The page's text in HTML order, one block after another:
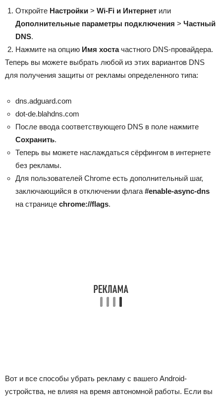
Откройте Настройки > Wi-Fi и Интернет или
Дополнительные параметры подключения > Частный
DNS.
Нажмите на опцию Имя хостачастного DNS-провайдера.
Теперь вы можете выбрать любой из этих вариантов DNS
для получения защиты от рекламы определенного типа:
dns.adguard.com
dot-de.blahdns.com
После ввода соответствующего DNS в поле нажмите
Сохранить.
Теперь вы можете наслаждаться сёрфингом в интернете
без рекламы.
Для пользователей Chrome есть дополнительный шаг,
заключающийся в отключении флага #enable-async-dns
на странице chrome://flags.
Вот и все способы убрать рекламу с вашего Android-
устройства, не влияя на время автономной работы. Если вы